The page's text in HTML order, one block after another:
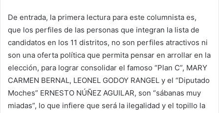
De entrada, la primera lectura para este columnista es,
que los perfiles de las personas que integran la lista de
candidatos en los 11 distritos, no son perfiles atractivos ni
son una oferta política que permita pensar en arrollar en la
elección, para lograr consolidar el famoso “Plan C”, MARY
CARMEN BERNAL, LEONEL GODOY RANGEL y el “Diputado
Moches” ERNESTO NÚÑEZ AGUILAR, son “sábanas muy
miadas”, lo que infiere que será la ilegalidad y el topillo la